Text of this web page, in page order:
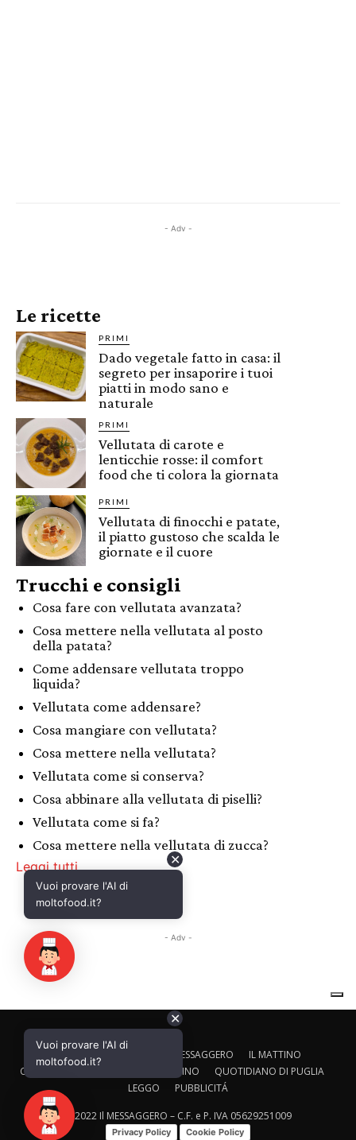
CALTAGIRONE EDITORE IL MESSAGGERO
IL MATTINO
CORRIERE ADRIATICO
IL GAZZETTINO
QUOTIDIANO DI PUGLIA
LEGGO
PUBBLICITÁ
© 2022 Il MESSAGGERO – C.F. e P. IVA 05629251009
Privacy Policy Cookie Policy
✕
Vuoi provare l'AI di
moltofood.it?